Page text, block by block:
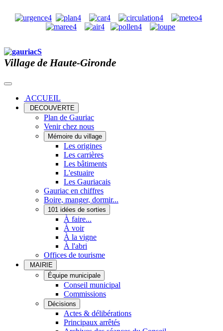
Village de Haute-Gironde
ACCUEIL
DECOUVERTE
Plan de Gauriac
Venir chez nous
Mémoire du village
Les origines
Les carrières
Les bâtiments
L'estuaire
Les Gauriacais
Gauriac en chiffres
Boire, manger, dormir...
101 idées de sorties
À faire...
À voir
À la vigne
À l'abri
Offices de tourisme
MAIRIE
Équipe municipale
Conseil municipal
Commissions
Décisions
Actes & délibérations
Principaux arrêtés